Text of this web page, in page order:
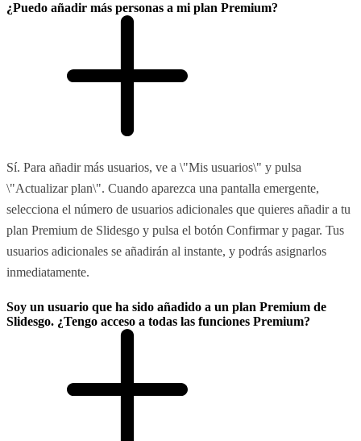
¿Puedo añadir más personas a mi plan Premium?
Sí. Para añadir más usuarios, ve a \"Mis usuarios\" y pulsa
\"Actualizar plan\". Cuando aparezca una pantalla emergente,
selecciona el número de usuarios adicionales que quieres añadir a tu
plan Premium de Slidesgo y pulsa el botón Confirmar y pagar. Tus
usuarios adicionales se añadirán al instante, y podrás asignarlos
inmediatamente.
Soy un usuario que ha sido añadido a un plan Premium de
Slidesgo. ¿Tengo acceso a todas las funciones Premium?